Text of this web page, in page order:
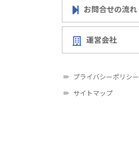
お問合せの流れ
運営会社
プライバシーポリシー
サイトマップ